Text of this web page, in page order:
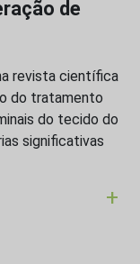
de
revista científica
do tratamento
do tecido do
significativas
+